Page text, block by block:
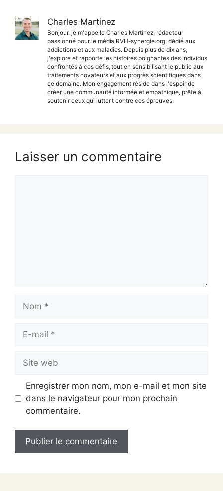
Charles Martinez
Bonjour, je m'appelle Charles Martinez, rédacteur
passionné pour le média RVH-synergie.org, dédié aux
addictions et aux maladies. Depuis plus de dix ans,
j'explore et rapporte les histoires poignantes des individus
confrontés à ces défis, tout en sensibilisant le public aux
traitements novateurs et aux progrès scientifiques dans
ce domaine. Mon engagement réside dans l'espoir de
créer une communauté informée et empathique, prête à
soutenir ceux qui luttent contre ces épreuves.
Laisser un commentaire
mail
web
Enregistrer mon nom, mon e-mail et mon site
dans le navigateur pour mon prochain
commentaire.